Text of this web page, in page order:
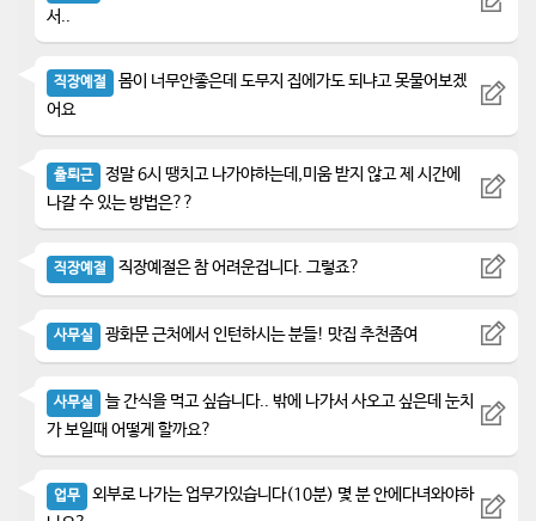
서..
직장예절
몸이 너무안좋은데 도무지 집에가도 되냐고 못물어보겠
어요
출퇴근
정말 6시 땡치고 나가야하는데,미움 받지 않고 제 시간에
나갈 수 있는 방법은??
직장예절 직장예절은 참 어려운겁니다. 그렇죠?
사무실 광화문 근처에서 인턴하시는 분들! 맛집 추천좀여
사무실
늘 간식을 먹고 싶습니다.. 밖에 나가서 사오고 싶은데 눈치
가 보일때 어떻게 할까요?
업무
외부로 나가는 업무가있습니다(10분) 몇 분 안에다녀와야하